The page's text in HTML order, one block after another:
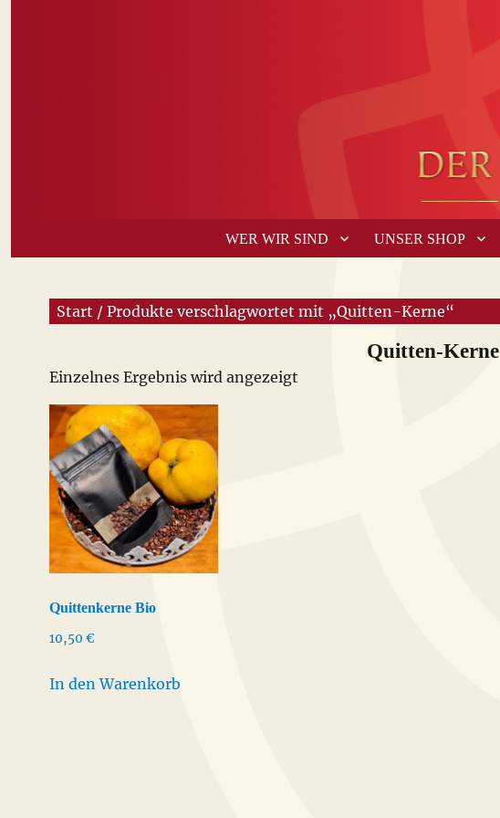
WER WIR SIND UNSER SHOP
Start / Produkte verschlagwortet mit „Quitten-Kerne“
Quitten-Kerne
Einzelnes Ergebnis wird angezeigt
Quittenkerne Bio
10,50 €
In den Warenkorb